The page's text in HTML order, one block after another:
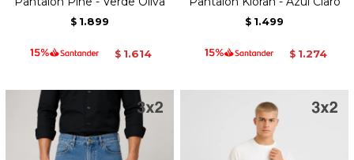
$ 1.899
$ 1.614
$ 1.499
$ 1.274